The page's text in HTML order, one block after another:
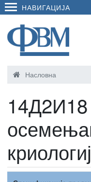
НАВИГАЦИЈА
Насловна